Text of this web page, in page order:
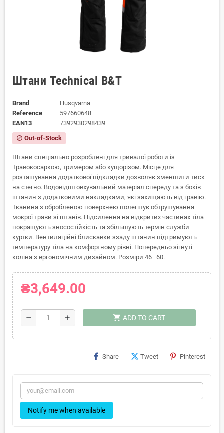
Штани Technical B&T
Brand
Husqvarna
Reference
597660648
EAN13
7392930298439
block Out-of-Stock
Штани спеціально розроблені для тривалої роботи із
Травокосаркою, тримером або кущорізом. Місце для
розташування додаткової підкладки дозволяє зменшити тиск
на стегно. Водовідштовхувальний матеріал спереду та з боків
штанин з додатковими накладками, які захищають від гравію.
Тканина з обробленою поверхнею полегшує обтрушування
мокрої трави зі штанів. Підсилення на відкритих частинах тіла
покращують зносостійкість та збільшують термін служби
куртки. Вентиляційні блискавки ззаду штанин підтримують
температуру тіла на комфортному рівні. Попередньо зігнуті
коліна з ергономічним дизайном. Розміри 46–60.
₴3,649.00
remove add shopping_cart ADD TO CART
Share Tweet Pinterest
Notify me when available